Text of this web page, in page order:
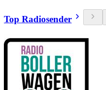
Top Radiosender